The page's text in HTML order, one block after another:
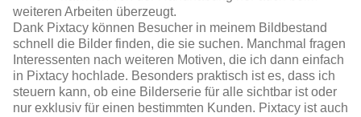
weiteren Arbeiten überzeugt.
Dank Pixtacy können Besucher in meinem Bildbestand
schnell die Bilder finden, die sie suchen. Manchmal fragen
Interessenten nach weiteren Motiven, die ich dann einfach
in Pixtacy hochlade. Besonders praktisch ist es, dass ich
steuern kann, ob eine Bilderserie für alle sichtbar ist oder
nur exklusiv für einen bestimmten Kunden. Pixtacy ist auch